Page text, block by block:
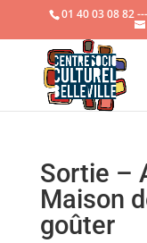
01 40 03 08 82
Sortie –
Maison
goûter